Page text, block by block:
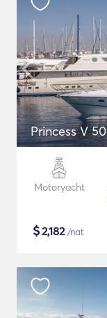
Princess V 50
Motoryacht
$2,182/nat